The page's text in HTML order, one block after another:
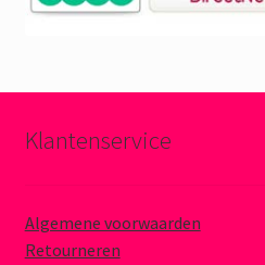
Klantenservice
Algemene voorwaarden
Retourneren